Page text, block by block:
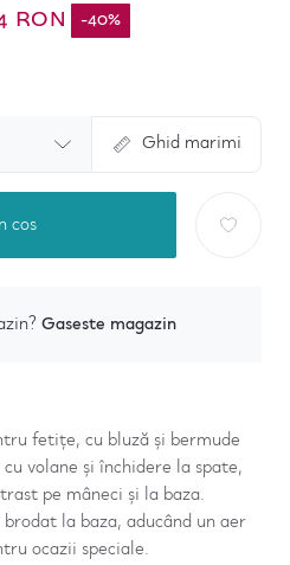
RON -40%
Ghid marimi
cos
Gaseste magazin
fetițe, cu bluză și bermude
volane și închidere la spate,
pe mâneci și la baza.
la baza, aducând un aer
ocazii speciale.